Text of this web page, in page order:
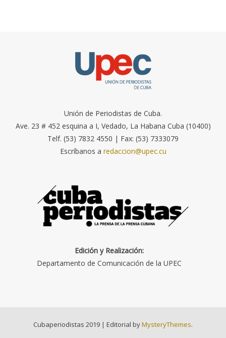
Unión de Periodistas de Cuba.
Ave. 23 # 452 esquina a I, Vedado, La Habana Cuba (10400)
Telf. (53) 7832 4550 | Fax: (53) 7333079
Escríbanos a redaccion@upec.cu
Edición y Realización:
Departamento de Comunicación de la UPEC
Cubaperiodistas 2019 | Editorial byMysteryThemes.